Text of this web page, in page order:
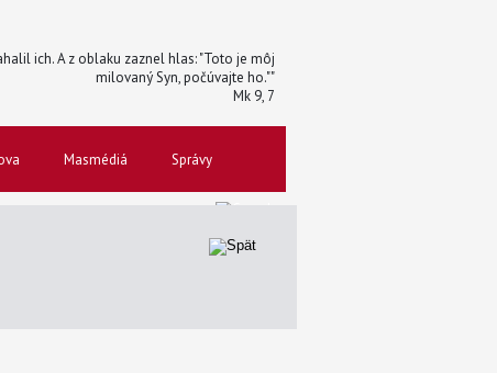
ich. A z oblaku zaznel hlas: "Toto je môj
milovaný Syn, počúvajte ho.""
Mk 9, 7
Masmédiá Správy